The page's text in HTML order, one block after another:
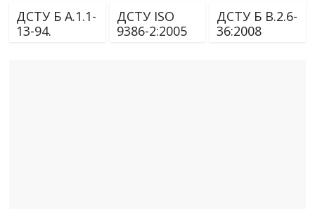
ДСТУ Б А.1.1-
13-94.
ДСТУ ISO
9386-2:2005
ДСТУ Б В.2.6-
36:2008